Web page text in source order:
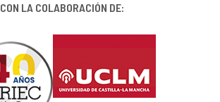
CON LA COLABORACIÓN DE: